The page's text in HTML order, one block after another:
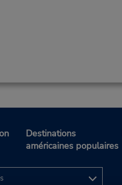
Destinations
américaines populaires